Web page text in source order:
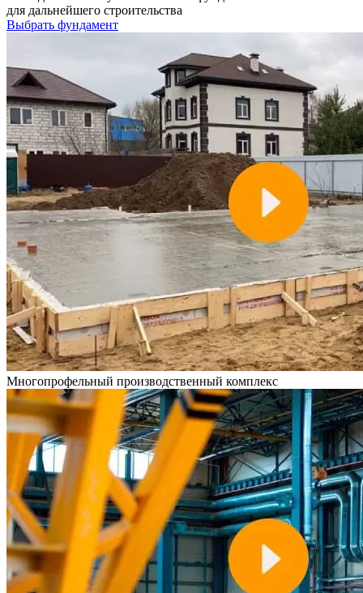
для дальнейшего строительства
Выбрать фундамент
Многопрофельный производственный комплекс